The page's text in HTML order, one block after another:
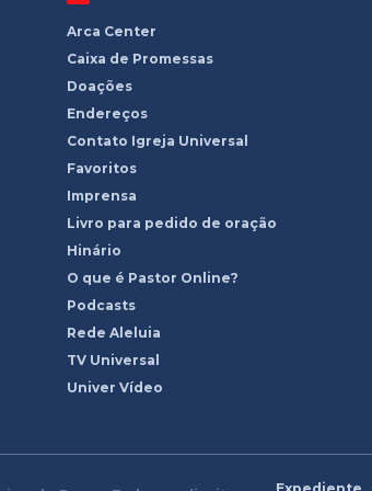
Arca Center
Caixa de Promessas
Doações
Endereços
Contato Igreja Universal
Favoritos
Imprensa
Livro para pedido de oração
Hinário
O que é Pastor Online?
Podcasts
Rede Aleluia
TV Universal
Univer Vídeo